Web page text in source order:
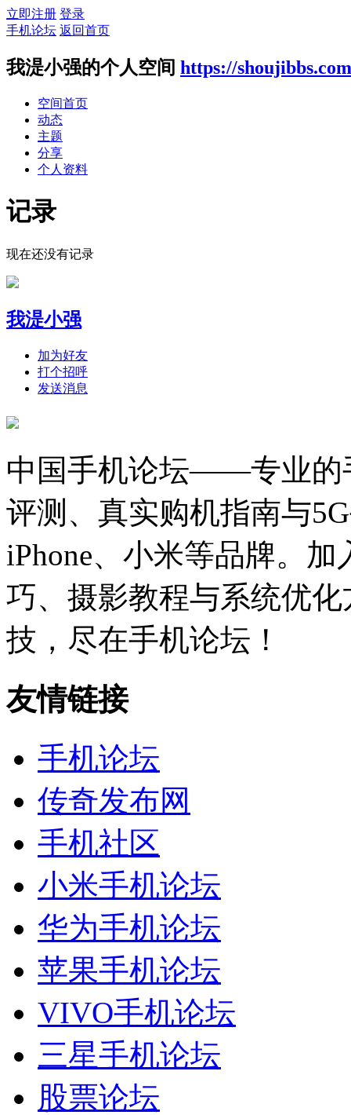
立即注册 登录
手机论坛 返回首页
我湜小强的个人空间 https://
空间首页
动态
主题
分享
个人资料
记录
现在还没有记录
我湜小强
加为好友
打个招呼
发送消息
中国手机论坛——专业的
评测、真实购机指南与
iPhone、小米等品牌。
巧、摄影教程与系统优
技，尽在手机论坛！
友情链接
手机论坛
传奇发布网
手机社区
小米手机论坛
华为手机论坛
苹果手机论坛
VIVO手机论坛
三星手机论坛
股票论坛